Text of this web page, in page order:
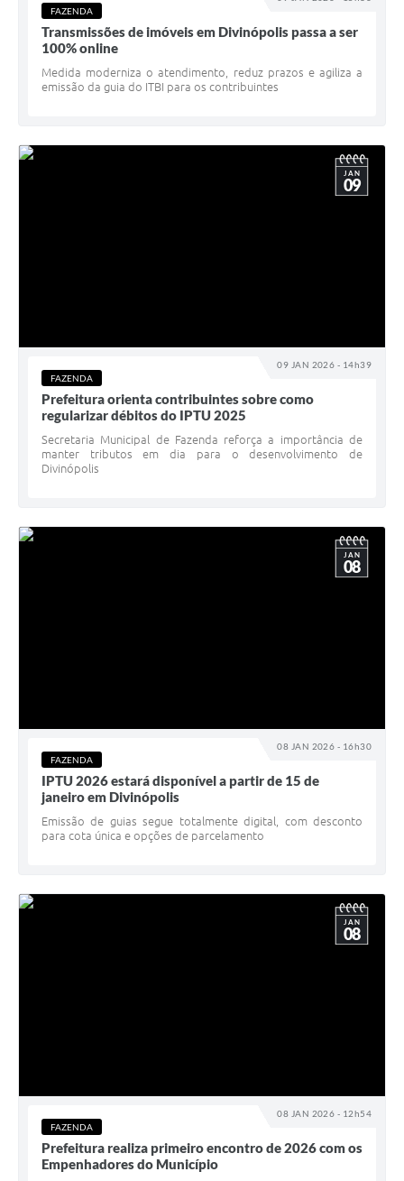
FAZENDA
Transmissões de imóveis em Divinópolis passa a ser
100% online
Medida moderniza o atendimento, reduz prazos e agiliza a
emissão da guia do ITBI para os contribuintes
09 JAN 2026 - 14h39
JAN
09
FAZENDA
Prefeitura orienta contribuintes sobre como
regularizar débitos do IPTU 2025
Secretaria Municipal de Fazenda reforça a importância de
manter tributos em dia para o desenvolvimento de
Divinópolis
08 JAN 2026 - 16h30
JAN
08
FAZENDA
IPTU 2026 estará disponível a partir de 15 de
janeiro em Divinópolis
Emissão de guias segue totalmente digital, com desconto
para cota única e opções de parcelamento
08 JAN 2026 - 12h54
JAN
08
FAZENDA
Prefeitura realiza primeiro encontro de 2026 com os
Empenhadores do Município